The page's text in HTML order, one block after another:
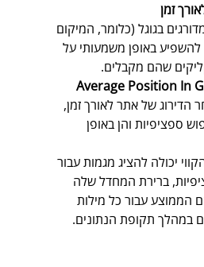
זמן
בגוגל (כלומר, המיקום
להשפיע באופן משמעותי על
שהם מקבלים.
Average Position In
הדירוג של אתר לאורך זמן,
ספציפיות והן באופן
יכולה להציג מגמות עבור
ברירת המחדל שלה
הממוצע עבור כל מילות
במהלך תקופת הנתונים.